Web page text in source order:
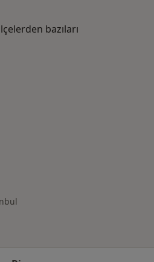
bazıları